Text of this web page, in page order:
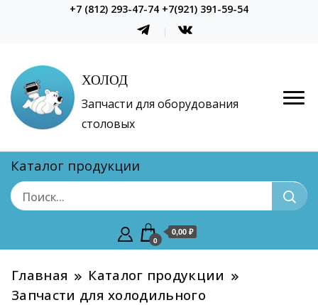
+7 (812) 293-47-74 +7(921) 391-59-54
ХОЛОД
Запчасти для оборудования
столовых
Каталог продукции
0
0,00 ₽
Главная
Каталог продукции
Запчасти для холодильного